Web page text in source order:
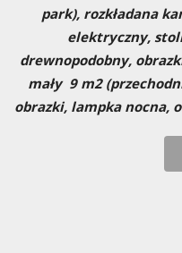
park), rozkładana
elektryczny,
drewnopodobny,
mały 9 m2
obrazki, lampka nocna,